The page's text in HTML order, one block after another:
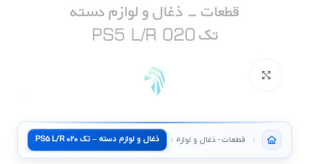
قطعات - ذغال و لوازم دستهذغال و لوازم دسته – تک PS5 L/R 020